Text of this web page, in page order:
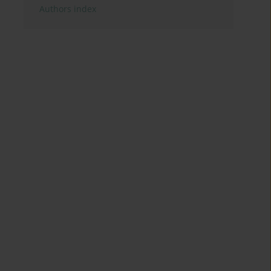
Authors index